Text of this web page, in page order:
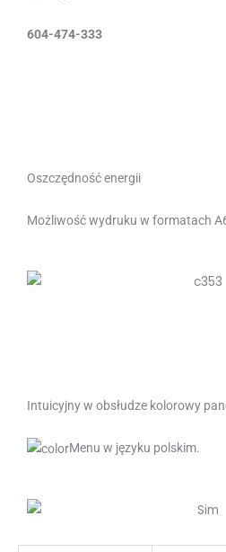
604-474-333
Oszczędność energii
Możliwość wydruku w formatach
Intuicyjny w obsłudze kolorowy
Menu w języku polskim.